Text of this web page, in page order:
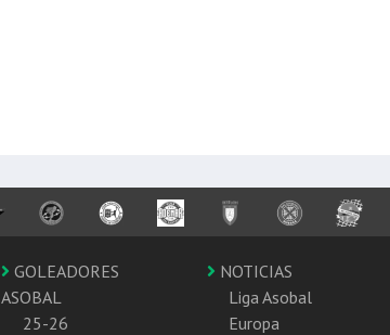
GOLEADORES
ASOBAL
25-26
NOTICIAS
Liga Asobal
Europa